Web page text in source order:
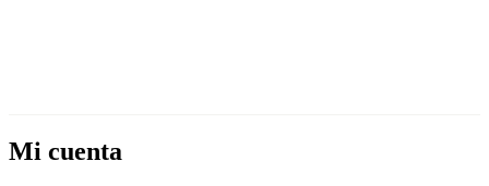
Mi cuenta